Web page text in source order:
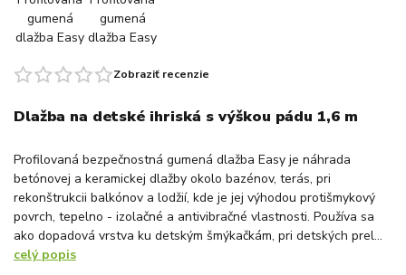
Zobraziť recenzie
Dlažba na detské ihriská s výškou pádu 1,6 m
Profilovaná bezpečnostná gumená dlažba Easy je náhrada
betónovej a keramickej dlažby okolo bazénov, terás, pri
rekonštrukcii balkónov a lodžií, kde je jej výhodou protišmykový
povrch, tepelno - izolačné a antivibračné vlastnosti. Používa sa
ako dopadová vrstva ku detským šmýkačkám, pri detských prel...
celý popis